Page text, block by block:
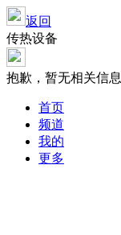
返回
传热设备
抱歉，暂无相关信息
首页
频道
我的
更多